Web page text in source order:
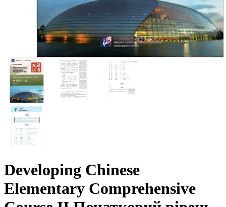
Developing Chinese
Elementary Comprehensive